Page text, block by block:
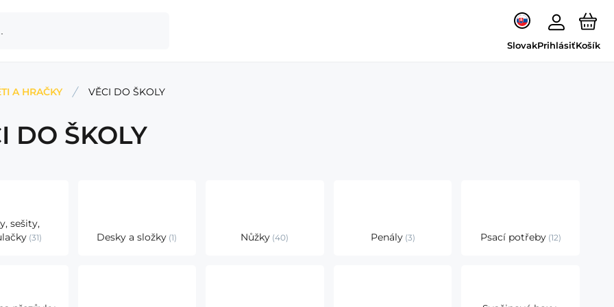
SlovakPrihlásiťKošík
A HRAČKY VĚCI DO ŠKOLY
DO ŠKOLY
sešity,
31 Desky a složky 1 Nůžky 40 Penály 3 Psací potřeby 12